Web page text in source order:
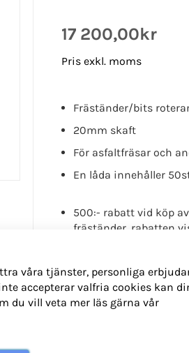
våra tjänster, personliga
accepterar valfria cookies kan
du vill veta mer läs gärna vår
17 200,00kr
Pris exkl. moms
Fräständer/bits
20mm skaft
För asfaltfräsar och
En låda innehåller
500:- rabatt vid köp
fräständer, rabatten
Läs mer